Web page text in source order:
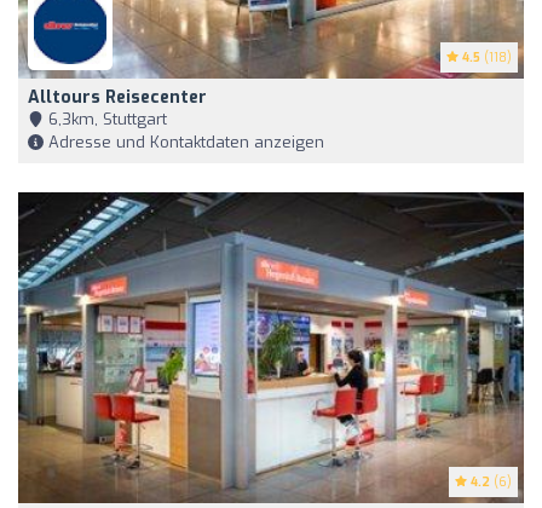
4.5 (118)
Alltours Reisecenter
6,3km, Stuttgart
Adresse und Kontaktdaten anzeigen
4.2 (6)